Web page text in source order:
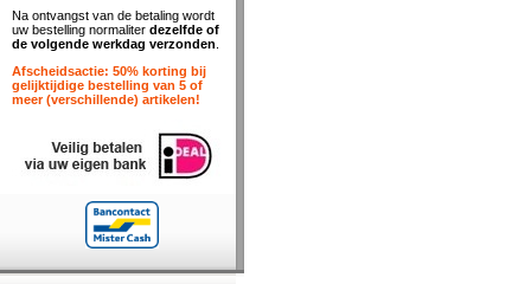
Na ontvangst van de betaling wordt
uw bestelling normaliter dezelfde of
de volgende werkdag verzonden
Afscheidsactie: 50% korting bij
gelijktijdige bestelling van 5 of
meer (verschillende) artikelen!